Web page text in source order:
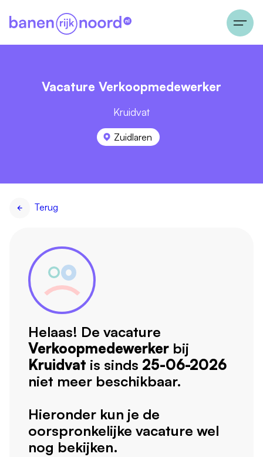
Vacature Verkoopmedewerker
Kruidvat
Zuidlaren
Terug
Helaas! De vacature
Verkoopmedewerker bij
Kruidvat is sinds 25-06-2026
niet meer beschikbaar.
Hieronder kun je de
oorspronkelijke vacature wel
nog bekijken.